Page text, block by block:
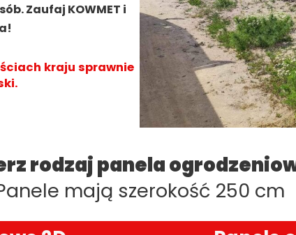
Zaufaj KOWMET i
kraju sprawnie
rodzaj panela
mają szerokość 250 cm